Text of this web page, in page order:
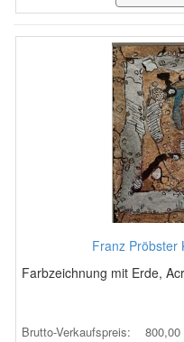
Franz Pröbster
Farbzeichnung mit Erde,
Brutto-Verkaufspreis: 800,00